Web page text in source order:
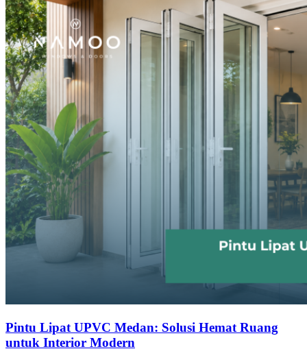
Pintu Lipat UPVC Medan: Solusi Hemat Ruang
untuk Interior Modern